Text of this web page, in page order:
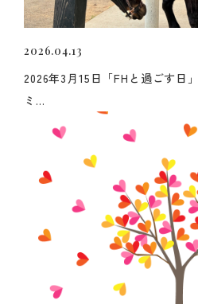
2026.04.13
2026年3月15日「FHと過ごす日
ミ...